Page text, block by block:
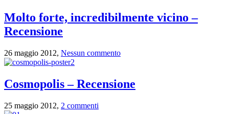
Molto forte, incredibilmente vicino –
Recensione
26 maggio 2012, Nessun commento
Cosmopolis – Recensione
25 maggio 2012, 2 commenti